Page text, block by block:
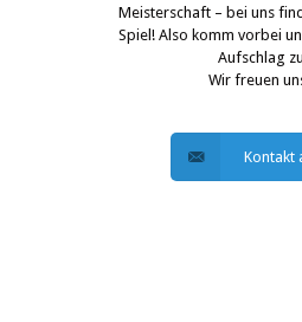
Meisterschaft – bei uns
Spiel! Also komm vorbei
Aufschlag
Wir freuen
Kontakt